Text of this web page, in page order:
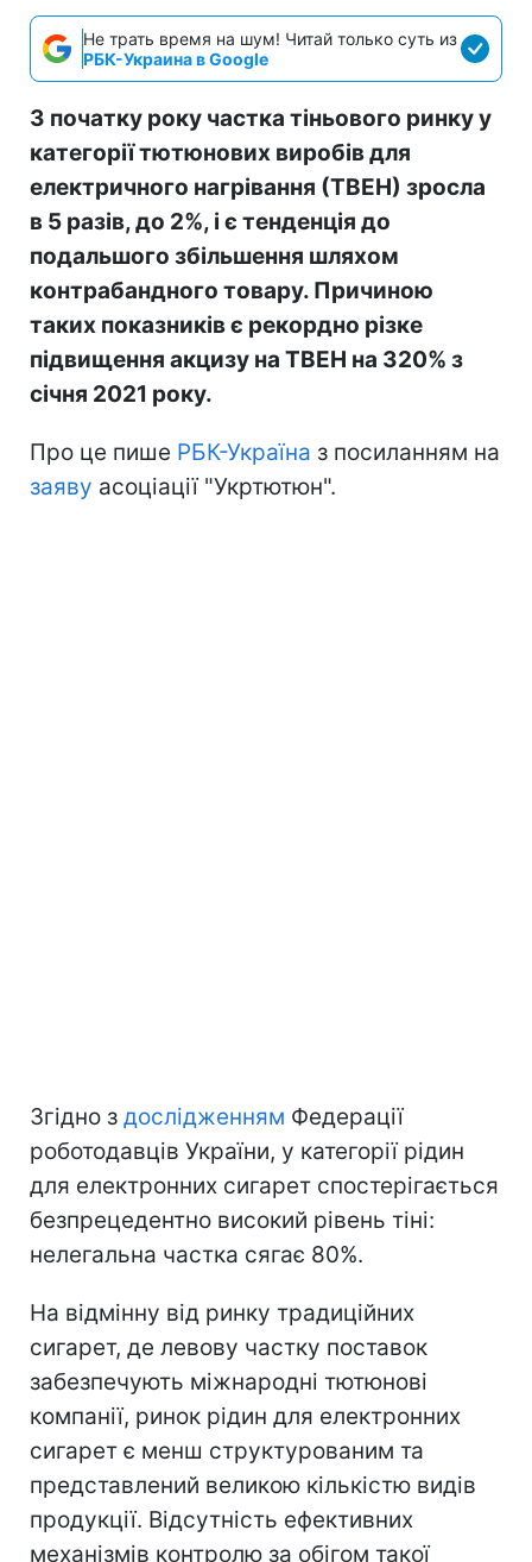
Не трать время на шум! Читай только суть из
РБК-Украина в Google
З початку року частка тіньового ринку у
категорії тютюнових виробів для
електричного нагрівання (ТВЕН) зросла
в 5 разів, до 2%, і є тенденція до
подальшого збільшення шляхом
контрабандного товару. Причиною
таких показників є рекордно різке
підвищення акцизу на ТВЕН на 320% з
січня 2021 року.
Про це пише РБК-Україна з посиланням на
заяву асоціації "Укртютюн".
Згідно з дослідженням Федерації
роботодавців України, у категорії рідин
для електронних сигарет спостерігається
безпрецедентно високий рівень тіні:
нелегальна частка сягає 80%.
На відмінну від ринку традиційних
сигарет, де левову частку поставок
забезпечують міжнародні тютюнові
компанії, ринок рідин для електронних
сигарет є менш структурованим та
представлений великою кількістю видів
продукції. Відсутність ефективних
механізмів контролю за обігом такої